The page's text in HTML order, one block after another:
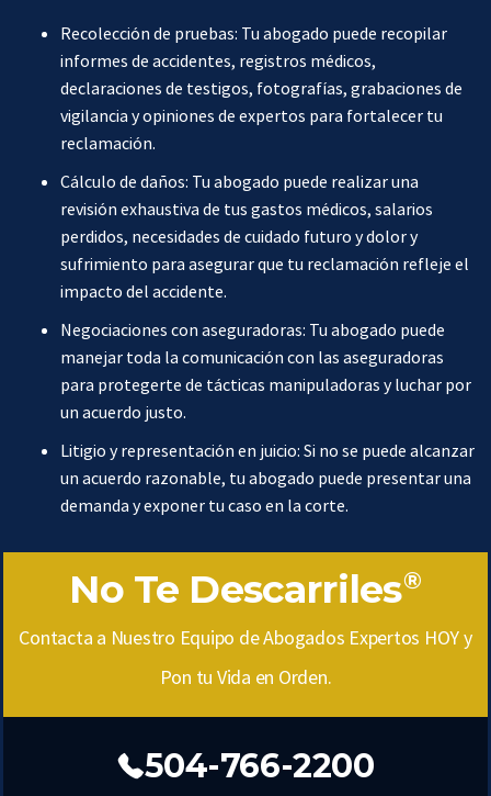
Recolección de pruebas: Tu abogado puede recopilar
informes de accidentes, registros médicos,
declaraciones de testigos, fotografías, grabaciones de
vigilancia y opiniones de expertos para fortalecer tu
reclamación.
Cálculo de daños: Tu abogado puede realizar una
revisión exhaustiva de tus gastos médicos, salarios
perdidos, necesidades de cuidado futuro y dolor y
sufrimiento para asegurar que tu reclamación refleje el
impacto del accidente.
Negociaciones con aseguradoras: Tu abogado puede
manejar toda la comunicación con las aseguradoras
para protegerte de tácticas manipuladoras y luchar por
un acuerdo justo.
Litigio y representación en juicio: Si no se puede alcanzar
un acuerdo razonable, tu abogado puede presentar una
demanda y exponer tu caso en la corte.
No Te Descarriles®
Contacta a Nuestro Equipo de Abogados Expertos HOY y
Pon tu Vida en Orden.
504-766-2200